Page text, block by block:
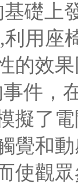
礎上
用座
的效
件，
擬了
覺和
使觀